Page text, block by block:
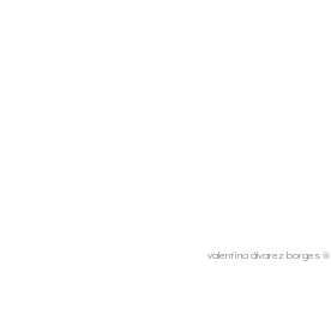
valentina álvarez borges ®